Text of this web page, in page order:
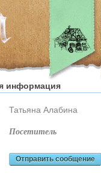
информация
Татьяна Алабина
посетитель
Отправить сообщение